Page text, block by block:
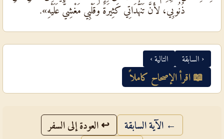
ذُنُوبِي، لأَنَّ تَنَهُّدَاتِي كَثِيرَةٌ وَقَلْبِي مَغْشِيٌّ عَلَيْهِ».
‹ السابقة التالية ›
📖 اقرأ الإصحاح كاملاً
← الآية السابقة ↩ العودة إلى السفر